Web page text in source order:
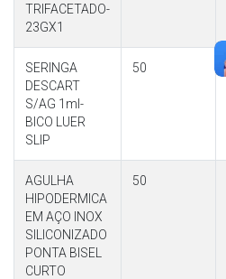
TRIFACETADO-
23GX1
SERINGA
DESCART
S/AG 1ml-
BICO LUER
SLIP
50
AGULHA
HIPODERMICA
EM AÇO INOX
SILICONIZADO
PONTA BISEL
CURTO
50